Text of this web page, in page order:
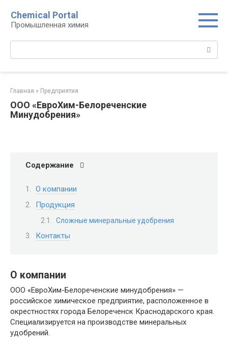
контенту
Chemical Portal
Промышленная химия
Главная » Предприятия
ООО «ЕвроХим-Белореченские
Минудобрения»
Содержание
О компании
Продукция
Сложные минеральные удобрения
Контакты
О компании
ООО «ЕвроХим-Белореченские минудобрения» —
российское химическое предприятие, расположенное в
окрестностях города Белореченск Краснодарского края.
Специализируется на производстве минеральных
удобрений.